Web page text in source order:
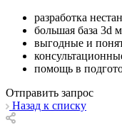
разработка
большая база 3d
выгодные и
помощь в
Отправить запрос
Назад к списку